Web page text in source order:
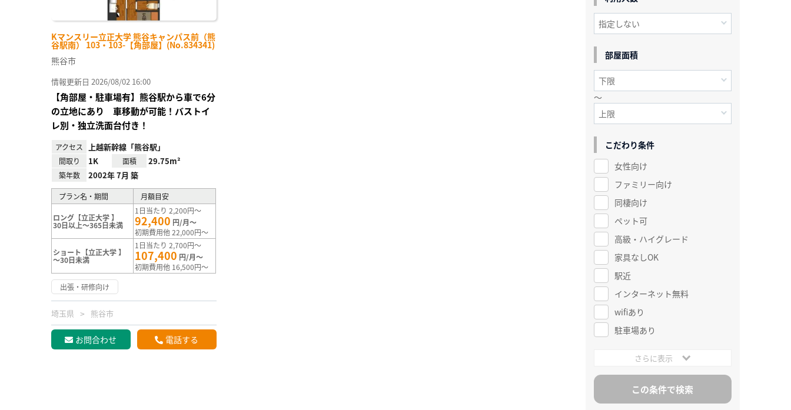
Kマンスリー立正大学 熊谷キャンパス前（熊
谷駅南） 103・103-【角部屋】(No.834341)
熊谷市
情報更新日 2026/08/02 16:00
【角部屋・駐車場有】熊谷駅から車で6分
の立地にあり 車移動が可能！バストイ
レ別・独立洗面台付き！
アクセス 上越新幹線「熊谷駅」
間取り 1K 面積 29.75m²
築年数 2002年 7月 築
プラン名・期間 月額目安
ロング【立正大学 】
30日以上～365日未満
1日当たり 2,200円～
92,400 円/月～
初期費用他 22,000円～
ショート【立正大学 】
～30日未満
1日当たり 2,700円～
107,400 円/月～
初期費用他 16,500円～
出張・研修向け
埼玉県 熊谷市
お問合わせ 電話する
部屋面積
～
こだわり条件
女性向け
ファミリー向け
同棲向け
ペット可
高級・ハイグレード
家具なしOK
駅近
インターネット無料
wifiあり
駐車場あり
さらに表示